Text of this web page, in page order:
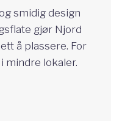
smidig design
gjør Njord
å plassere. For
mindre lokaler.